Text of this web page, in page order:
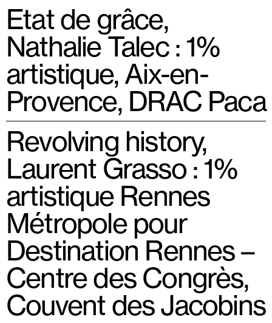
Etat de grâce,
Nathalie Talec : 1%
artistique, Aix-en-
Provence, DRAC Paca
Revolving history,
Laurent Grasso : 1%
artistique Rennes
Métropole pour
Destination Rennes –
Centre des Congrès,
Couvent des Jacobins